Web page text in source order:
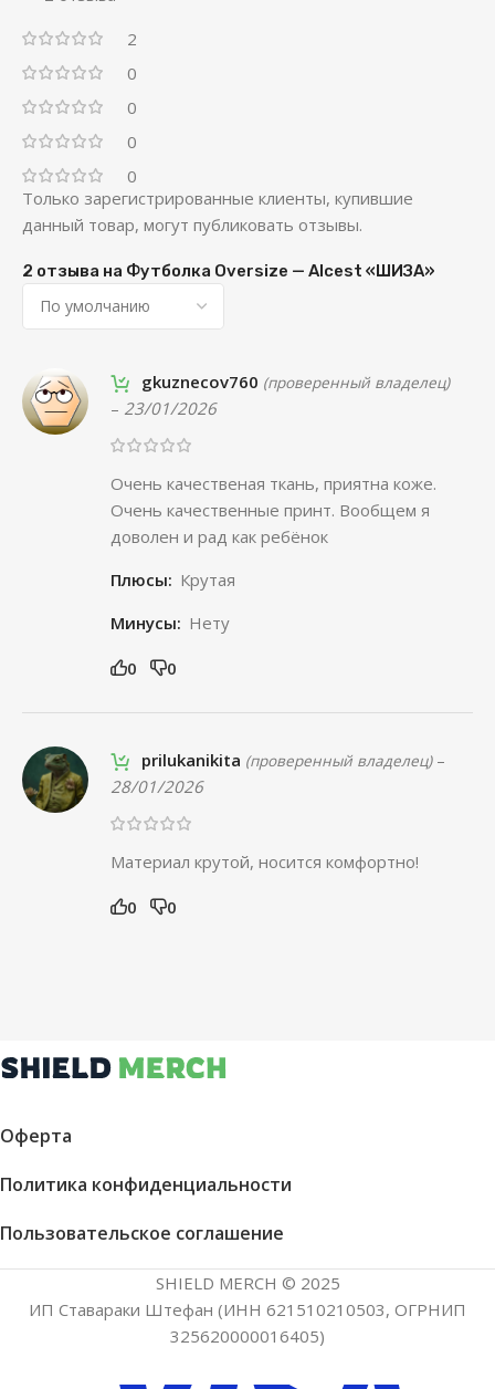
2
0
0
0
0
2 отзыва на Футболка Oversize — Alcest «ШИЗА»
gkuznecov760 (проверенный владелец)
– 23/01/2026
Очень качественая ткань, приятна коже.
Очень качественные принт. Вообщем я
доволен и рад как ребёнок
Плюсы: Крутая
Минусы: Нету
0 0
prilukanikita (проверенный владелец) –
28/01/2026
Материал крутой, носится комфортно!
0 0
Только зарегистрированные клиенты, купившие
данный товар, могут публиковать отзывы.
Оферта
Политика конфиденциальности
Пользовательское соглашение
SHIELD MERCH © 2025
ИП Ставараки Штефан (ИНН 621510210503, ОГРНИП
325620000016405)